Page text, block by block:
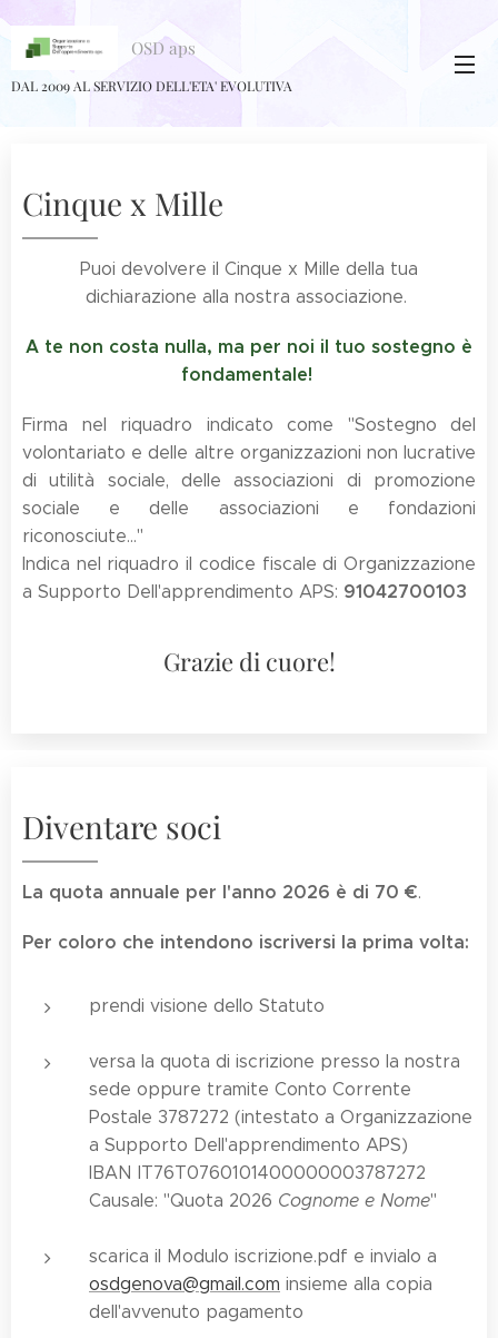
OSD aps
DAL 2009 AL SERVIZIO DELL'ETA' EVOLUTIVA
Cinque x Mille
Puoi devolvere il Cinque x Mille della tua
dichiarazione alla nostra associazione.
A te non costa nulla, ma per noi il tuo sostegno è
fondamentale!
Firma nel riquadro indicato come "Sostegno del
volontariato e delle altre organizzazioni non lucrative
di utilità sociale, delle associazioni di promozione
sociale e delle associazioni e fondazioni
riconosciute..."
Indica nel riquadro il codice fiscale di Organizzazione
a Supporto Dell'apprendimento APS: 91042700103
Grazie di cuore!
Diventare soci
La quota annuale per l'anno 2026 è di 70 €.
Per coloro che intendono iscriversi la prima volta:
prendi visione dello Statuto
versa la quota di iscrizione presso la nostra
sede oppure tramite Conto Corrente
Postale 3787272 (intestato a Organizzazione
a Supporto Dell'apprendimento APS)
IBAN IT76T0760101400000003787272
Causale: "Quota 2026 Cognome e Nome"
scarica il Modulo iscrizione.pdf e invialo a
osdgenova@gmail.com insieme alla copia
dell'avvenuto pagamento